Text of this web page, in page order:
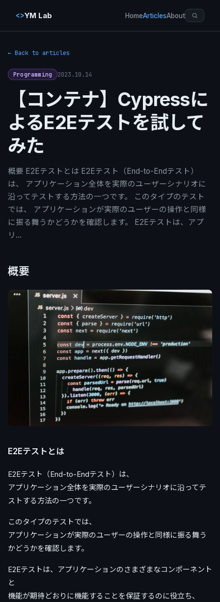
<>YM Lab HomeArticlesAbout
← Back to articles
Programming 2023.10.14
【コンテナ】Cypressに
よるE2Eテストを試して
みた
概要 E2Eテストとは E2Eテスト（End-to-Endテスト）
は、 アプリケーション全体を実際のユーザーシナリオに
沿ってテストする方法の一つです。 このタイプのテスト
では、 アプリケーションが実際のユーザーの操作と同様
に振る舞うかどうかを確認します。 E2Eテストは、アプ
リ…
概要
E2Eテストとは
E2Eテスト（End-to-Endテスト）は、
アプリケーション全体を実際のユーザーシナリオに沿ってテ
ストする方法の一つです。
このタイプのテストでは、
アプリケーションが実際のユーザーの操作と同様に振る舞う
かどうかを確認します。
E2Eテストは、アプリケーションのさまざまなコンポーネント
と
機能が期待どおりに機能することを保証するのに役立ち、